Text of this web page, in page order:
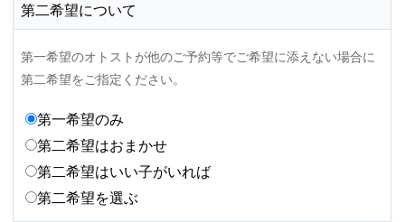
第二希望について
第一希望のオトストが他のご予約等でご希望に添えない場合に
第二希望をご指定ください。
第一希望のみ
第二希望はおまかせ
第二希望はいい子がいれば
第二希望を選ぶ